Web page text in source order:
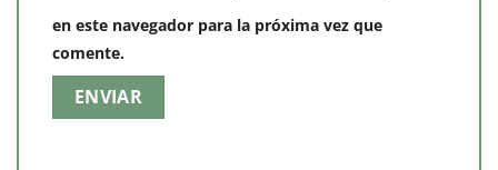
en este navegador para la próxima vez que
comente.